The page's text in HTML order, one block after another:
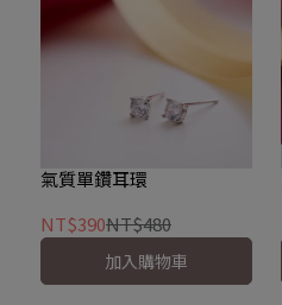
氣質單鑽耳環
NT$390NT$480
加入購物車